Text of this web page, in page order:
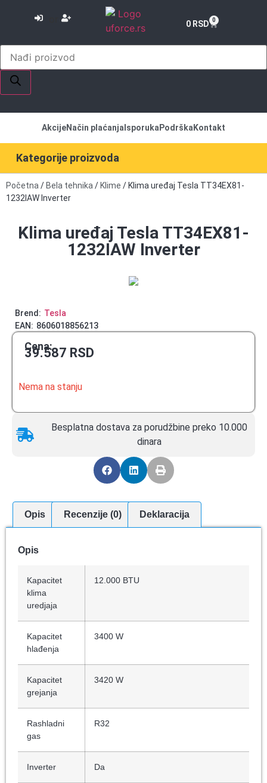
0 RSD 0
Kategorije proizvoda
AkcijeNačin plaćanja Isporuka Podrška Kontakt
Početna / Bela tehnika / Klime / Klima uređaj Tesla TT34EX81-
1232IAW Inverter
Klima uređaj Tesla TT34EX81-
1232IAW Inverter
Brend: Tesla
EAN: 8606018856213
Cena:
39.587 RSD
Nema na stanju
Besplatna dostava za porudžbine preko 10.000
dinara
Opis Recenzije (0) Deklaracija
Opis
Kapacitet
klima
uredjaja
12.000 BTU
Kapacitet
hlađenja
3400 W
Kapacitet
grejanja
3420 W
Rashladni
gas
R32
Inverter Da